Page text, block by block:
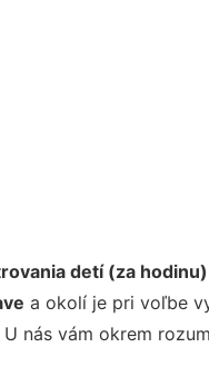
detí (za
a okolí je pri voľbe
nás vám okrem